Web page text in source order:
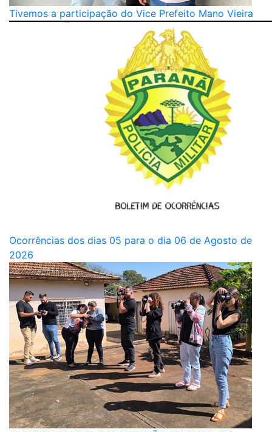
Tivemos a participação do Vice Prefeito Mano Vieira
Ocorrências dos dias 05 para o dia 06 de Agosto de
2026